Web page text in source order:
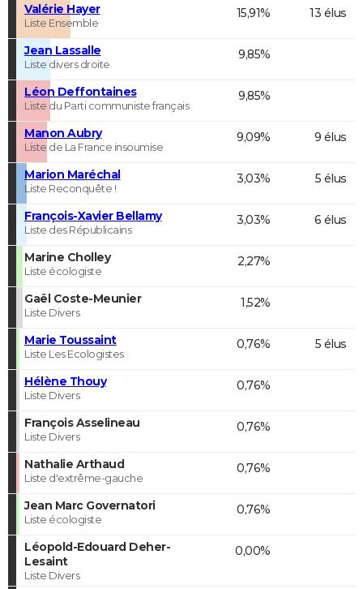
Valérie Hayer
Liste Ensemble
15,91% 13 élus
Jean Lassalle
Liste divers droite
9,85%
Léon Deffontaines
Liste du Parti communiste français
9,85%
Manon Aubry
Liste de La France insoumise
9,09% 9 élus
Marion Maréchal
Liste Reconquête !
3,03% 5 élus
François-Xavier Bellamy
Liste des Républicains
3,03% 6 élus
Marine Cholley
Liste écologiste
2,27%
Gaël Coste-Meunier
Liste Divers
1,52%
Marie Toussaint
Liste Les Ecologistes
0,76% 5 élus
Hélène Thouy
Liste Divers
0,76%
François Asselineau
Liste Divers
0,76%
Nathalie Arthaud
Liste d'extrême-gauche
0,76%
Jean Marc Governatori
Liste écologiste
0,76%
Léopold-Edouard Deher-
Lesaint
Liste Divers
0,00%